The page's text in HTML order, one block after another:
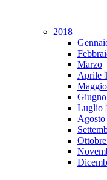
2018
Marzo
Aprile 1
Maggio
Giugno
Luglio
Agosto
Ottobre